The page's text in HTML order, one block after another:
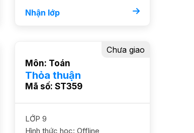
Nhận lớp
Môn: Toán
Thỏa thuận
Mã số: ST359
Chưa giao
LỚP 9
Hình thức học: Offline